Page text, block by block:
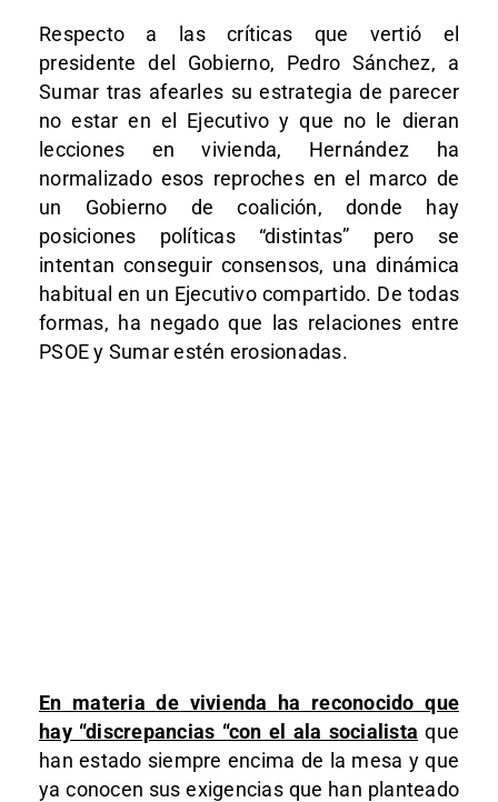
Respecto a las críticas que vertió el
presidente del Gobierno, Pedro Sánchez, a
Sumar tras afearles su estrategia de parecer
no estar en el Ejecutivo y que no le dieran
lecciones en vivienda, Hernández ha
normalizado esos reproches en el marco de
un Gobierno de coalición, donde hay
posiciones políticas “distintas” pero se
intentan conseguir consensos, una dinámica
habitual en un Ejecutivo compartido. De todas
formas, ha negado que las relaciones entre
PSOE y Sumar estén erosionadas.
En materia de vivienda ha reconocido que
hay “discrepancias “con el ala socialista que
han estado siempre encima de la mesa y que
ya conocen sus exigencias que han planteado